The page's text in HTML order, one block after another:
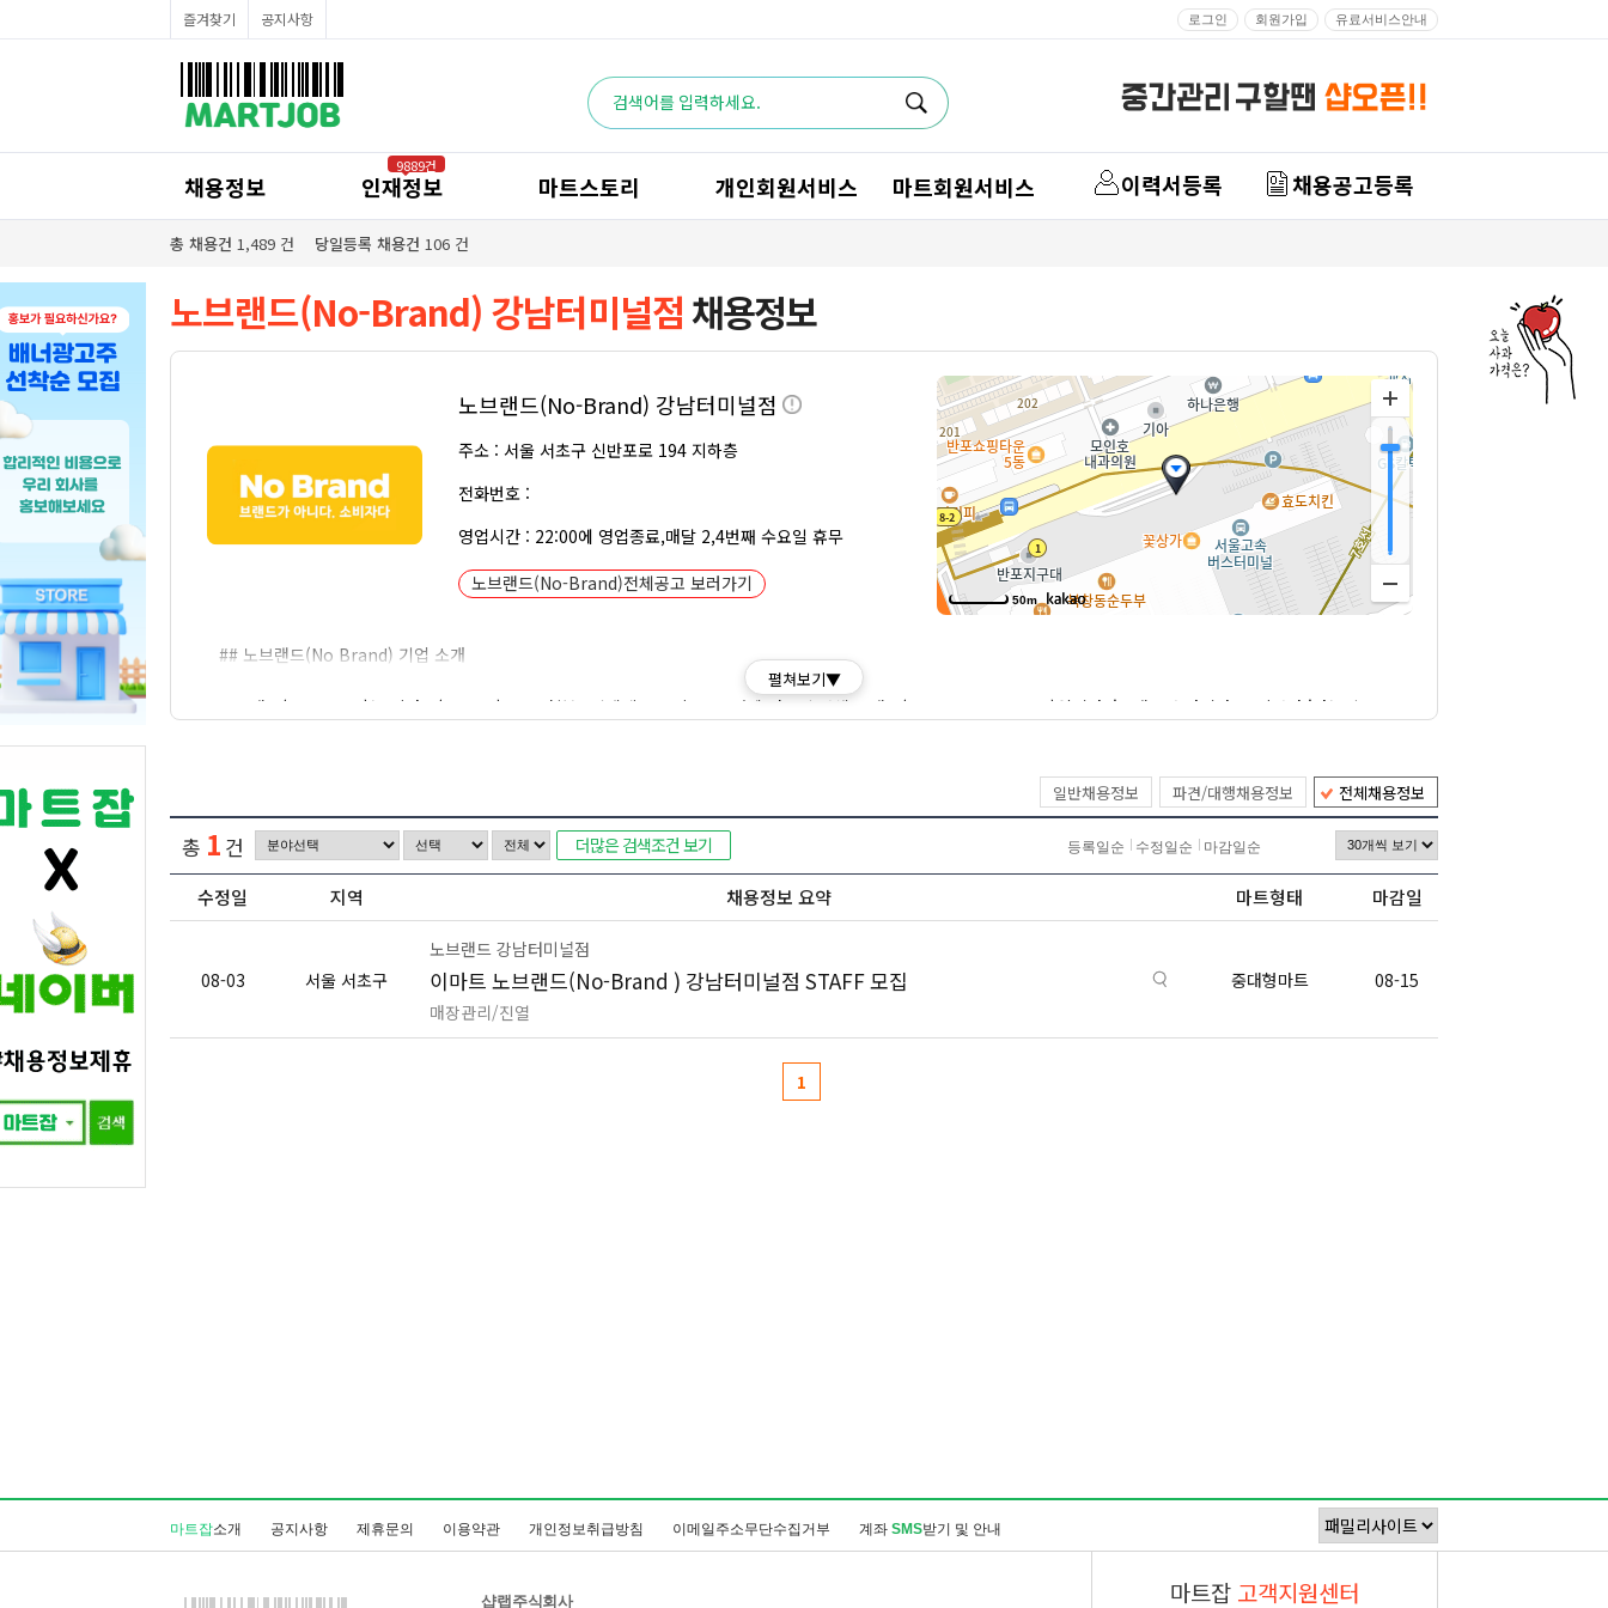
공산직원채용정보
농산/야채청과직원채용정보
수산직원채용정보
즐겨찾기 공지사항 로그인 회원가입 유료서비스안내
채용정보 인재정보
9889건
마트스토리 개인회원서비스 마트회원서비스 이력서등록 채용공고등록
총 채용건 1,489 건 당일등록 채용건 106 건
노브랜드(No-Brand) 강남터미널점채용정보
노브랜드(No-Brand) 강남터미널점
주소 : 서울 서초구 신반포로 194 지하층
전화번호 :
영업시간 : 22:00에 영업종료,매달 2,4번째 수요일 휴무
노브랜드(No-Brand)전체공고 보러가기
50m
## 노브랜드(No Brand) 기업 소개
노브랜드(No Brand)는 이마트(E-Mart)를 운영하는 신세계 그룹이 2015년에 선보인 자체 브랜드(PB, Private Brand)입니다. '브랜드가 아니다. 소비자다.'라는 슬로
초기에는 이마트 내에서 판매되는 PB 상품군으로 시작했으나, 폭발적인 인기에 힘입어 2016년부터는 독립적인 오프라인 매장인 '노브랜드 전문점(노브랜드 마트)'을 오
픈하며 별도의 유통 채널로 확장했습니다. 이 전문점은 대형마트보다 작은 규모의 SSM(Super Supermarket) 형태로 운영되며, 주로 가공식품, 냉동식품, 생활용품, 소
형 가전 등 일상생활에 필요한 필수품 위주로 구성되어 있습니다.
노브랜드의 특징은 심플하고 통일된 디자인, 가격 대비 뛰어난 품질, 그리고 가성비(가격 대비 성능)를 극대화한 상품 구성에 있습니다. 특히 '노브랜드 버거(No Brand
Burger)'와 같은 외식 프랜차이즈 사업으로도 영역을 넓히면서 유통업계에서 독자적인 입지를 구축하고 있습니다.
현재 노브랜드 사업 부문은 이마트의 자회사인 (주)이마트 에브리데이와 함께 신세계 그룹의 핵심 소매 유통 부문으로 자리매김하고 있으며, 국내뿐만 아니라 해외 수출을
통해 글로벌 시장 진출도 모색하고 있습니다. 노브랜드는 고물가 시대에 합리적인 소비를 추구하는 소비자들에게 최적의 대안을 제공하는 브랜드로 평가받고 있습니다.
*본 내용은 마트잡 AI를 활용해 작성되었습니다.*
펼쳐보기▼
일반채용정보 파견/대행채용정보 전체채용정보
총 1 건 더많은 검색조건 보기 등록일순 수정일순 마감일순
수정일 지역 채용정보 요약 마트형태 마감일
08-03 서울 서초구
노브랜드 강남터미널점
이마트 노브랜드(No-Brand ) 강남터미널점 STAFF 모집
매장관리/진열
중대형마트 08-15
1
마트잡소개 공지사항 제휴문의 이용약관 개인정보취급방침 이메일주소무단수집거부 계좌 SMS받기 및 안내
샵랩주식회사 마트잡 고객지원센터